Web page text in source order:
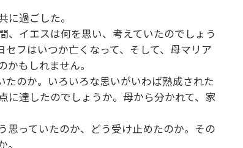
に過ごした。
イエスは何を思い、考えていたのでしょう
フはいつか亡くなって、そして、母マリア
もしれません。
のか。いろいろな思いがいわば熟成された
に達したのでしょうか。母から分かれて、家
思っていたのか、どう受け止めたのか。その
か。